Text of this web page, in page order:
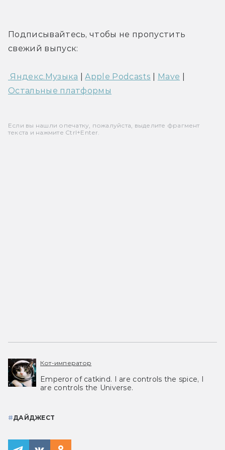
Подписывайтесь, чтобы не пропустить
свежий выпуск:
Яндекс.Музыка | Apple Podcasts Mave
Остальные платформы
Если вы нашли опечатку, пожалуйста, выделите фрагмент
текста и нажмите Ctrl+Enter.
Кот-император
Emperor of catkind. I are controls the spice, I
are controls the Universe.
#ДАЙДЖЕСТ